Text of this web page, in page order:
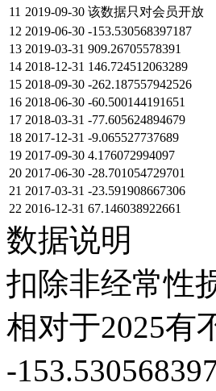
11 2019-09-30 该数据只对会员开放
12 2019-06-30 -153.530568397187
13 2019-03-31 909.26705578391
14 2018-12-31 146.724512063289
15 2018-09-30 -262.187557942526
16 2018-06-30 -60.500144191651
17 2018-03-31 -77.605624894679
18 2017-12-31 -9.065527737689
19 2017-09-30 4.176072994097
20 2017-06-30 -28.701054729701
21 2017-03-31 -23.591908667306
22 2016-12-31 67.146038922661
数据说明
扣除非经常性
相对于2025有
-